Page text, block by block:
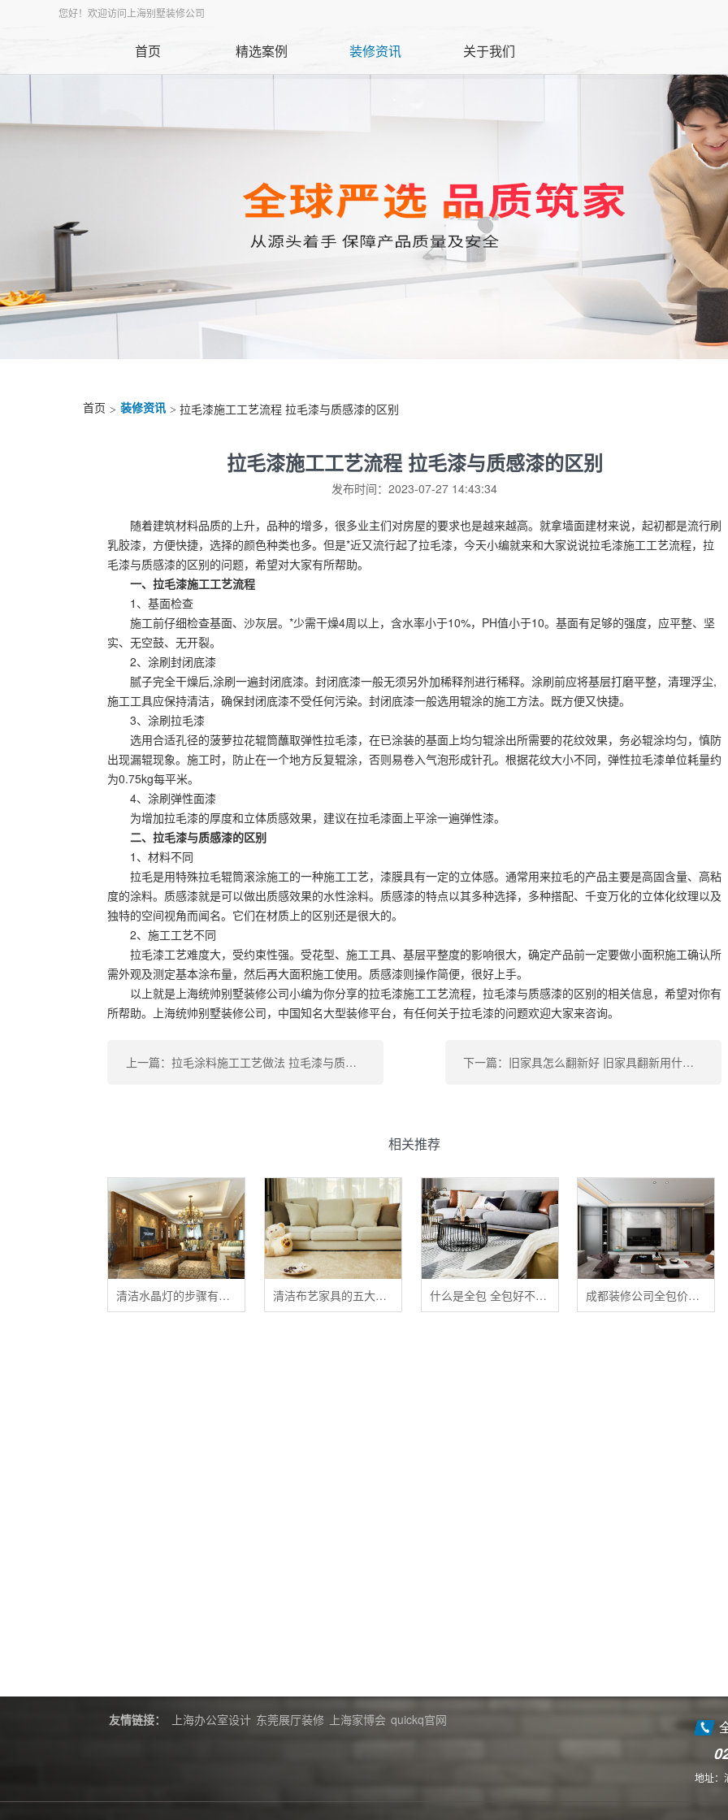
您好！欢迎访问上海别墅装修公司
首页 精选案例 装修资讯 关于我们
首页 > 装修资讯 > 拉毛漆施工工艺流程 拉毛漆与质感漆的区别
拉毛漆施工工艺流程 拉毛漆与质感漆的区别
发布时间：2023-07-27 14:43:34
随着建筑材料品质的上升，品种的增多，很多业主们对房屋的要求也是越来越高。就拿墙面建材来说，起初都是流行刷
乳胶漆，方便快捷，选择的颜色种类也多。但是*近又流行起了拉毛漆，今天小编就来和大家说说拉毛漆施工工艺流程，拉
毛漆与质感漆的区别的问题，希望对大家有所帮助。
一、拉毛漆施工工艺流程
1、基面检查
施工前仔细检查基面、沙灰层。*少需干燥4周以上，含水率小于10%，PH值小于10。基面有足够的强度，应平整、坚
实、无空鼓、无开裂。
2、涂刷封闭底漆
腻子完全干燥后,涂刷一遍封闭底漆。封闭底漆一般无须另外加稀释剂进行稀释。涂刷前应将基层打磨平整，清理浮尘,
施工工具应保持清洁，确保封闭底漆不受任何污染。封闭底漆一般选用辊涂的施工方法。既方便又快捷。
3、涂刷拉毛漆
选用合适孔径的菠萝拉花辊筒蘸取弹性拉毛漆，在已涂装的基面上均匀辊涂出所需要的花纹效果，务必辊涂均匀，慎防
出现漏辊现象。施工时，防止在一个地方反复辊涂，否则易卷入气泡形成针孔。根据花纹大小不同，弹性拉毛漆单位耗量约
为0.75kg每平米。
4、涂刷弹性面漆
为增加拉毛漆的厚度和立体质感效果，建议在拉毛漆面上平涂一遍弹性漆。
二、拉毛漆与质感漆的区别
1、材料不同
拉毛是用特殊拉毛辊筒滚涂施工的一种施工工艺，漆膜具有一定的立体感。通常用来拉毛的产品主要是高固含量、高粘
度的涂料。质感漆就是可以做出质感效果的水性涂料。质感漆的特点以其多种选择，多种搭配、千变万化的立体化纹理以及
独特的空间视角而闻名。它们在材质上的区别还是很大的。
2、施工工艺不同
拉毛漆工艺难度大，受约束性强。受花型、施工工具、基层平整度的影响很大，确定产品前一定要做小面积施工确认所
需外观及测定基本涂布量，然后再大面积施工使用。质感漆则操作简便，很好上手。
以上就是上海统帅别墅装修公司小编为你分享的拉毛漆施工工艺流程，拉毛漆与质感漆的区别的相关信息，希望对你有
所帮助。上海统帅别墅装修公司，中国知名大型装修平台，有任何关于拉毛漆的问题欢迎大家来咨询。
上一篇：拉毛涂料施工工艺做法 拉毛漆与质感漆的区别 下一篇：旧家具怎么翻新好 旧家具翻新用什么漆*
相关推荐
清洁水晶灯的步骤有哪些？ 清洁布艺家具的五大禁忌 什么是全包 全包好不好 全包装修注意事项有哪些 成都装修公司全包价格 成都全包装修多少钱一平
友情链接： 上海办公室设计 东莞展厅装修 上海家博会 quickq官网
地址：